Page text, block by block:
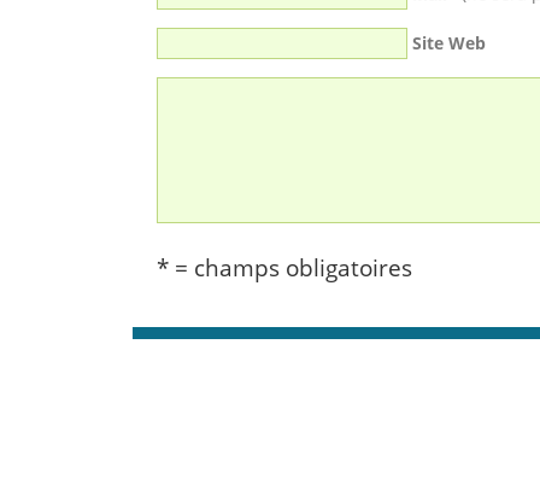
Site Web
* = champs obligatoires